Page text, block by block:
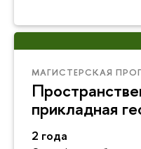
МАГИСТЕРСКАЯ
прикладная
2 года